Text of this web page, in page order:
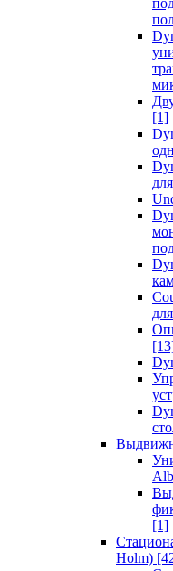
[1]
[1]
Holm)